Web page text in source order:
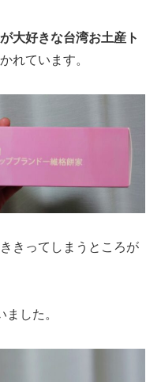
が大好きな台湾お土産ト
れています。
きってしまうところが
した。